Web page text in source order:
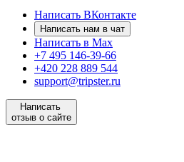
Написать ВКонтакте
Написать нам в чат
Написать в Max
+7 495 146-39-66
+420 228 889 544
support@tripster.ru
Написать
отзыв о сайте